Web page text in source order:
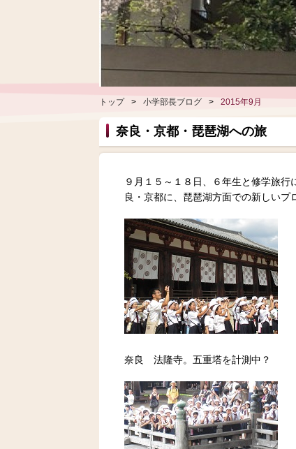
トップ > 小学部長ブログ > 2015年9月
奈良・京都・琵琶湖への旅
９月１５～１８日、６年生と修学旅
良・京都に、琵琶湖方面での新しいプ
奈良 法隆寺。五重塔を計測中？